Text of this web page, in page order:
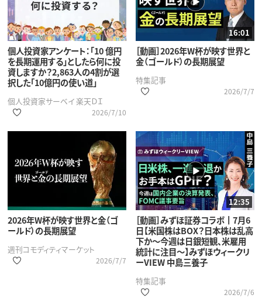
個人投資家アンケート：「10 億円
を長期運用する」としたら何に投
資しますか？2,863人の4割が選
択した「10億円の使い道」
個人投資家サーベイ 楽天ＤＩ
2026/7/10
16:01
［動画］2026年W杯が映す世界と
金（ゴールド）の長期展望
特集記事
2026/7/7
2026年W杯が映す世界と金（ゴ
ールド）の長期展望
週刊コモディティマーケット
2026/7/7
12:35
［動画］みずほ証券コラボ┃7月6
日【米国株はBOX？日本株は乱高
下か～今週は日銀短観、米雇用
統計に注目～】みずほウィークリ
ーVIEW 中島三養子
特集記事
2026/7/6